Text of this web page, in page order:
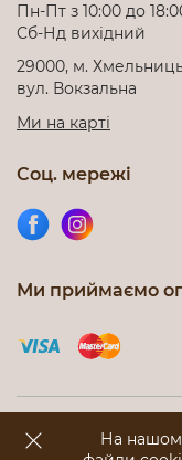
Пн-Пт з 10:00 до
Cб-Нд вихідний
29000, м.
вул. Вокзальна
Ми на карті
Соц. мережі
Ми приймаємо
Інтернет-магазин
На